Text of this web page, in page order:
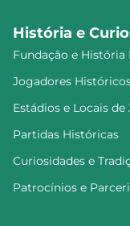
História e
Fundação e História
Jogadores
Estádios e Locais de
Partidas Históricas
Curiosidades e
Patrocínios e